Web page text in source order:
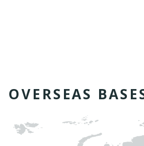
OVE RS EAS BAS E